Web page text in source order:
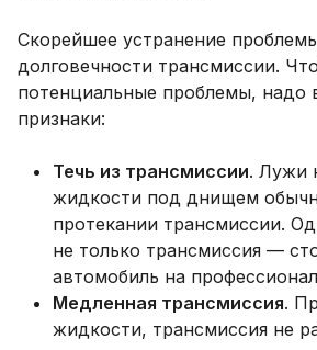
Скорейшее устранение
долговечности трансмиссии.
потенциальные проблемы, надо
признаки:
Течь из трансмиссии. Лужи
жидкости под днищем
протекании трансмиссии.
не только трансмиссия —
автомобиль на
Медленная трансмиссия.
жидкости, трансмиссия не